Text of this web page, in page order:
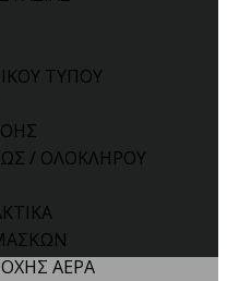
ΤΥΠΟΥ
/ ΟΛΟΚΛΗΡΟΥ
ΑΕΡΑ